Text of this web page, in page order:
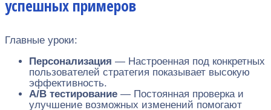
успешных примеров
Главные уроки:
Персонализация — Настроенная под конкретных
пользователей стратегия показывает высокую
эффективность.
А/B тестирование — Постоянная проверка и
улучшение возможных изменений помогают